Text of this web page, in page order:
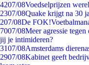
4207/08Voedselprijzen
2307/08Quake krijgt na 30
207/08De
7007/08Meer agressie
jij je intimideren?
3107/08Amsterdams
2907/08Kabinet geeft